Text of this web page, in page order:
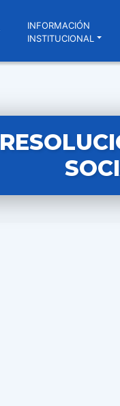
INFORMACIÓN
INSTITUCIONAL